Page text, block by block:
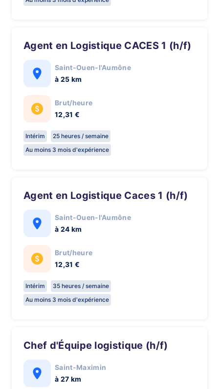
Agent en Logistique CACES 1 (h/f)
Saint-Ouen-l'Aumône
à 25 km
Brut/heure
12,31 €
Intérim
25 heures / semaine
Au moins 3 mois d'expérience
Agent en Logistique Caces 1 (h/f)
Saint-Ouen-l'Aumône
à 24 km
Brut/heure
12,31 €
Intérim
35 heures / semaine
Au moins 3 mois d'expérience
Chef d'Équipe logistique (h/f)
Saint-Maximin
à 27 km